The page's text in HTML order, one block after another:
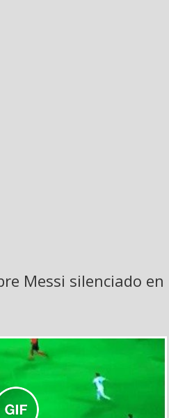
Messi silenciado en